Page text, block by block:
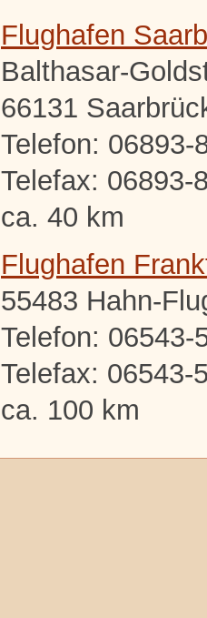
Flughafen
Balthasar-
66131
Telefon: 06893-
Telefax: 06893-
ca. 40 km
Flughafen
55483 Hahn-
Telefon: 06543-
Telefax: 06543-
ca. 100 km